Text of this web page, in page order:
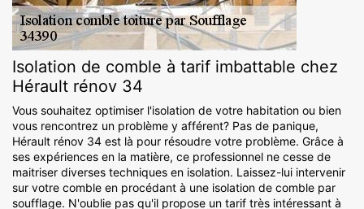
Isolation de comble à tarif imbattable chez
Hérault rénov 34
Vous souhaitez optimiser l'isolation de votre habitation ou bien
vous rencontrez un problème y afférent? Pas de panique,
Hérault rénov 34 est là pour résoudre votre problème. Grâce à
ses expériences en la matière, ce professionnel ne cesse de
maitriser diverses techniques en isolation. Laissez-lui intervenir
sur votre comble en procédant à une isolation de comble par
soufflage. N'oublie pas qu'il propose un tarif très intéressant à